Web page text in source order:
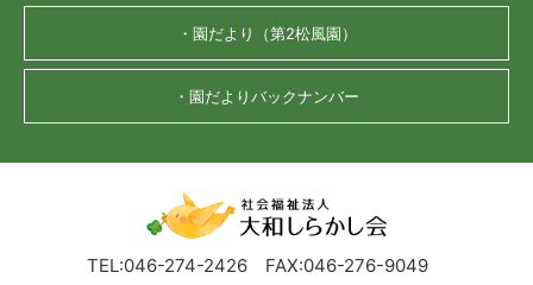
・園だより（第2松風園）
・園だよりバックナンバー
TEL:046-274-2426 FAX:046-276-9049